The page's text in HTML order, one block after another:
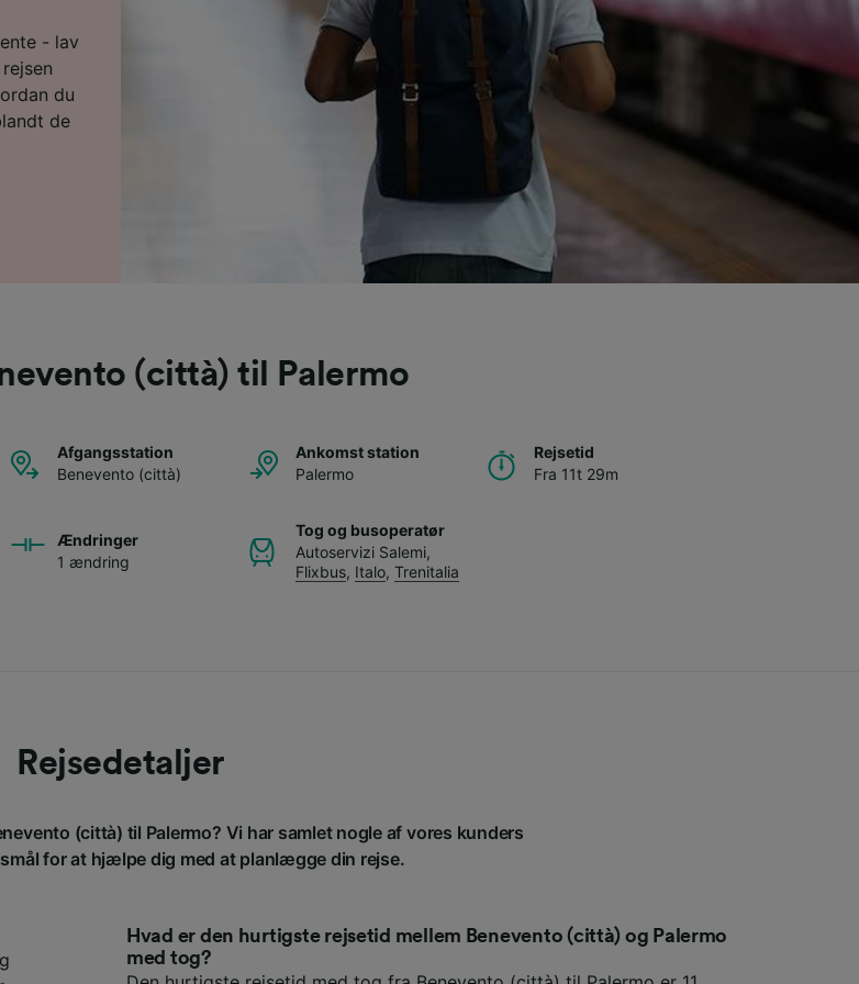
- lav
du
de
(città) til Palermo
Afgangsstation
Benevento (città)
Ankomst station
Palermo
Rejsetid
Fra 11t 29m
Ændringer
1 ændring
Tog og busoperatør
Autoservizi Salemi,
Flixbus, Italo, Trenitalia
Rejsedetaljer
(città) til Palermo? Vi har samlet nogle af vores kunders
for at hjælpe dig med at planlægge din rejse.
Hvad er den hurtigste rejsetid mellem Benevento (città) og Palermo
med tog?